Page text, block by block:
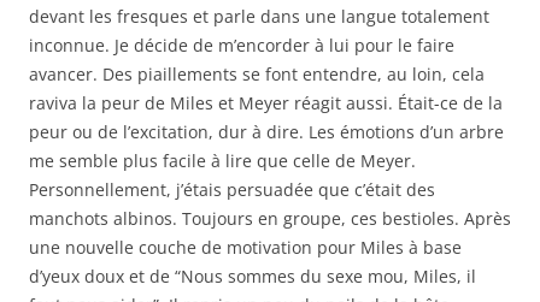
devant les fresques et parle dans une langue totalement
inconnue. Je décide de m’encorder à lui pour le faire
avancer. Des piaillements se font entendre, au loin, cela
raviva la peur de Miles et Meyer réagit aussi. Était-ce de la
peur ou de l’excitation, dur à dire. Les émotions d’un arbre
me semble plus facile à lire que celle de Meyer.
Personnellement, j’étais persuadée que c’était des
manchots albinos. Toujours en groupe, ces bestioles. Après
une nouvelle couche de motivation pour Miles à base
d’yeux doux et de “Nous sommes du sexe mou, Miles, il